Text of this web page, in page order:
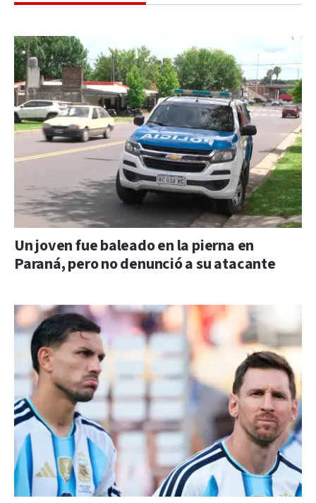
Un joven fue baleado en la pierna en
Paraná, pero no denunció a su atacante